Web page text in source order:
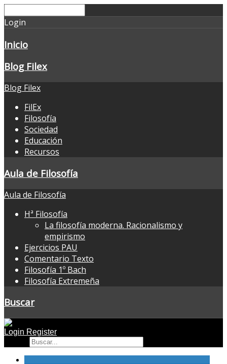
Login
Inicio
Blog Filex
Blog Filex
FilEx
Filosofía
Sociedad
Educación
Recursos
Aula de Filosofía
Aula de Filosofía
Hª Filosofía
La filosofía moderna. Racionalismo y
empirismo
Ejercicios PAU
Comentario Texto
Filosofía 1º Bach
Filosofía Extremeña
Buscar
Login Register